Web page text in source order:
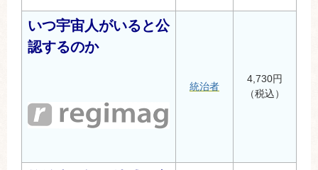
いつ宇宙人がいると公
認するのか
統治者
4,730円
（税込）